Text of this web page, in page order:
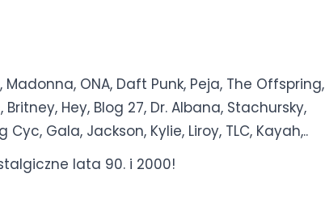
ONA, Daft Punk, Peja, The Offspring,
Hey, Blog 27, Dr. Albana, Stachursky,
Cyc, Gala, Jackson, Kylie, Liroy, TLC, Kayah,..
lata 90. i 2000!